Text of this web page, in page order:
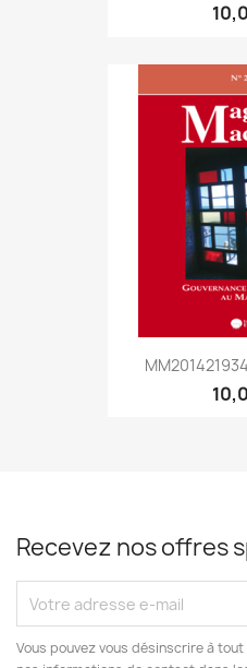
Recevez nos offres
Vous pouvez vous désinscrire à